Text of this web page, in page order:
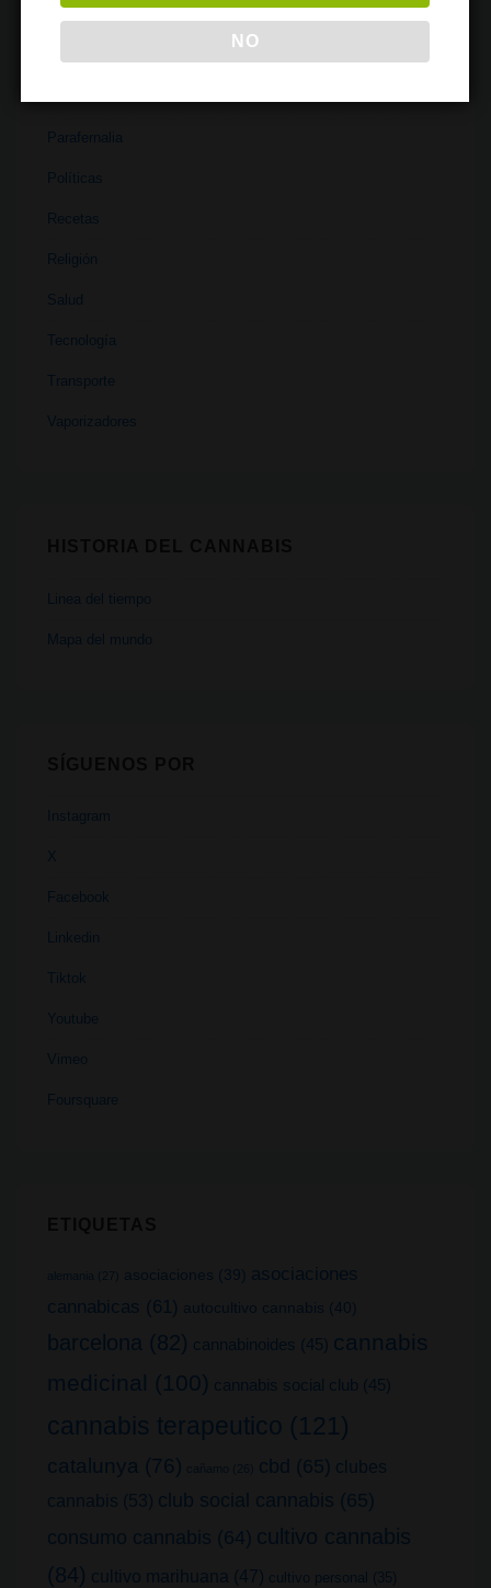
Parafernalia
Políticas
Recetas
Religión
Salud
Tecnología
Transporte
Vaporizadores
Linea del tiempo
Mapa del mundo
Instagram
X
Facebook
Linkedin
Tiktok
Youtube
Vimeo
Foursquare
alemania (27) asociaciones (39)
asociaciones
cannabicas (61) autocultivo cannabis (40)
barcelona (82) cannabinoides (45) cannabis
medicinal (100) cannabis social club (45)
cannabis terapeutico (121)
catalunya (76) cañamo (26) cbd (65) clubes
cannabis (53) club social cannabis (65)
consumo cannabis (64) cultivo cannabis
(84) cultivo marihuana (47) cultivo personal (35)
NO